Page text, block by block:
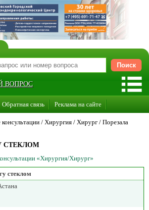
ВОПРОС
Обратная связь Реклама на сайте
сайта / Хирургия / Хирург / Порезала
СТЕКЛОМ
«Хирургия/Хирург»
стеклом